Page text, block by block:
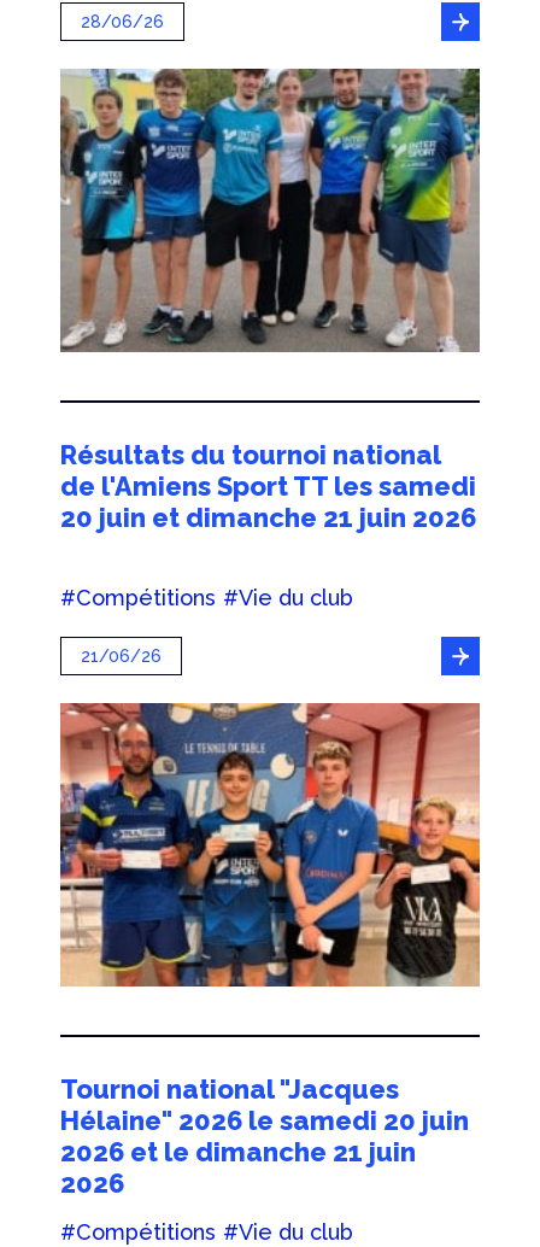
28/06/26
Résultats du tournoi national
de l'Amiens Sport TT les samedi
20 juin et dimanche 21 juin 2026
#Compétitions #Vie du club
21/06/26
Tournoi national "Jacques
Hélaine" 2026 le samedi 20 juin
2026 et le dimanche 21 juin
2026
#Compétitions #Vie du club